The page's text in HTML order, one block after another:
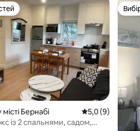
Бернабі Середня
5,0 (9)
із 2 спальнями, садом,